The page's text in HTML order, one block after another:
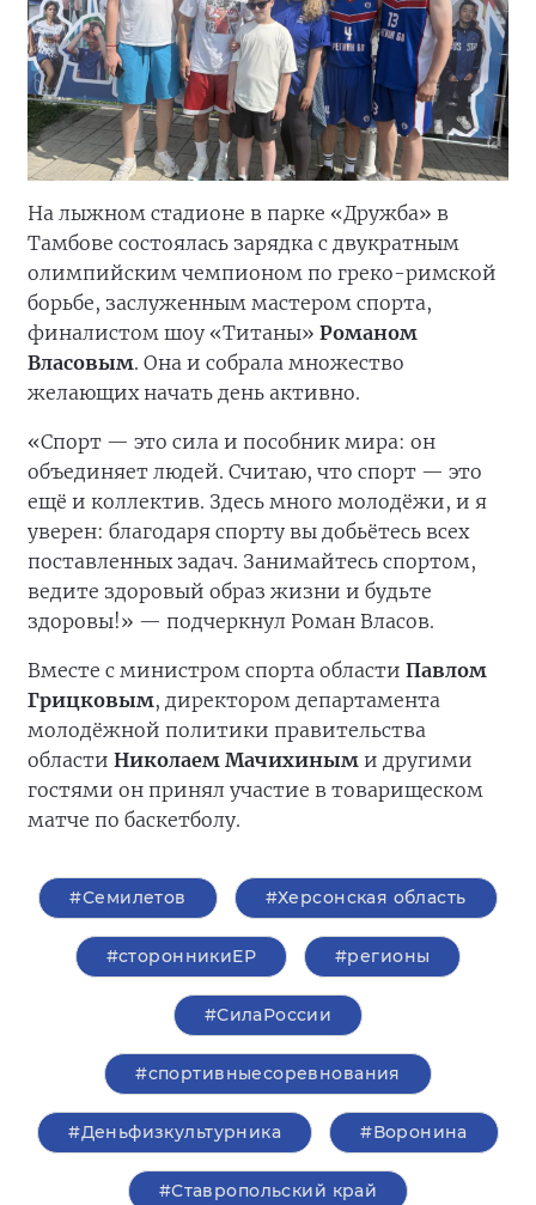
На лыжном стадионе в парке «Дружба» в
Тамбове состоялась зарядка с двукратным
олимпийским чемпионом по греко-римской
борьбе, заслуженным мастером спорта,
финалистом шоу «Титаны» Романом
Власовым. Она и собрала множество
желающих начать день активно.
«Спорт — это сила и пособник мира: он
объединяет людей. Считаю, что спорт — это
ещё и коллектив. Здесь много молодёжи, и я
уверен: благодаря спорту вы добьётесь всех
поставленных задач. Занимайтесь спортом,
ведите здоровый образ жизни и будьте
здоровы!» — подчеркнул Роман Власов.
Вместе с министром спорта области Павлом
Грицковым, директором департамента
молодёжной политики правительства
области Николаем Мачихиным и другими
гостями он принял участие в товарищеском
матче по баскетболу.
#Семилетов #Херсонская область
#сторонникиЕР #регионы
#СилаРоссии
#спортивныесоревнования
#Деньфизкультурника #Воронина
#Ставропольский край